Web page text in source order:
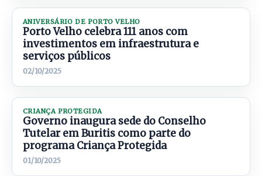
ANIVERSÁRIO DE PORTO VELHO
Porto Velho celebra 111 anos com
investimentos em infraestrutura e
serviços públicos
02/10/2025
CRIANÇA PROTEGIDA
Governo inaugura sede do Conselho
Tutelar em Buritis como parte do
programa Criança Protegida
01/10/2025